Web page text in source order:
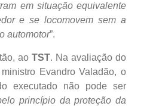
em situação equivalente
e se locomovem sem a
automotor”.
ao TST. Na avaliação do
Evandro Valadão, o
executado não pode ser
princípio da proteção da